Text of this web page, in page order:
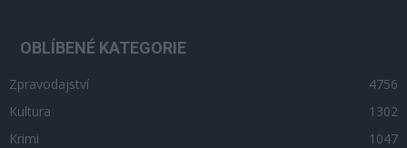
OBLÍBENÉ KATEGORIE
Zpravodajství
4756
Kultura
1302
Krimi
1047